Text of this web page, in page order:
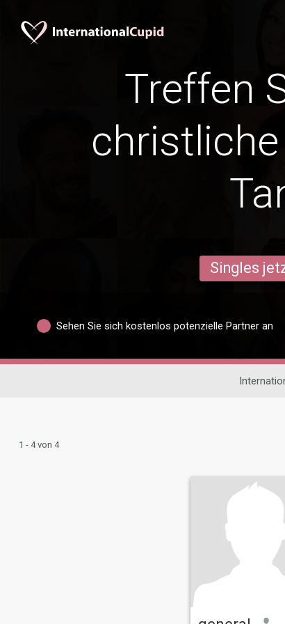
Treffen
Singles
Sehen Sie sich kostenlos potenzielle Partner an
1 - 4 von 4